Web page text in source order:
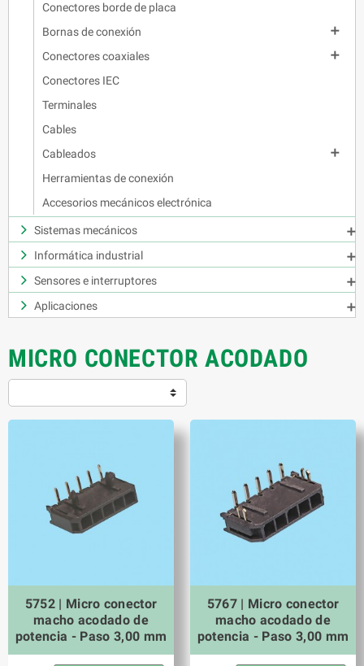
Conectores borde de placa
Bornas de conexión

Conectores coaxiales

Conectores IEC
Terminales
Cables
Cableados

Herramientas de conexión
Accesorios mecánicos electrónica
Sistemas mecánicos

Informática industrial

Sensores e interruptores

Aplicaciones

MICRO CONECTOR ACODADO
5752 | Micro conector
macho acodado de
potencia - Paso 3,00 mm
5767 | Micro conector
macho acodado de
potencia - Paso 3,00 mm